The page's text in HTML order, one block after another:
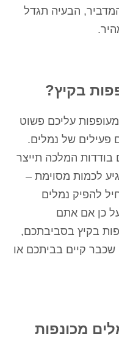
הבעיה תגדל
בקיץ?
עליכם פשוט
פעילים של נמלים.
המלכה תייצר
לכמות מסוימת –
להפיק נמלים
כן אם אתם
בקיץ בסביבתכם,
שכבר קיים בביתכם או
מכונפות